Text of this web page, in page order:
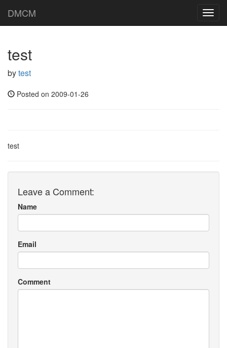
DMCM
test
bytest
Posted on 2009-01-26
test
Leave a Comment:
Name
Email
Comment